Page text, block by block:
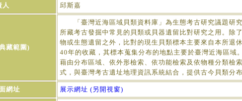
人 邱斯嘉
藏範圍)
「臺灣近海區域貝類資料庫」為生態考古研究議題研
所藏考古發掘中常見的貝類或貝器遺留比對研究之用。除
物或生態遺留之外，比對的現生貝類標本主要來自本所退
40年的收藏，其標本蒐集分布的地點主要於臺灣近海區域
藉由分布區域、依外形檢索、依功能檢索及依物種分類檢
式，與臺灣考古遺址地理資訊系統結合，提供古今貝類分布
網址 展示網址 (另開視窗)